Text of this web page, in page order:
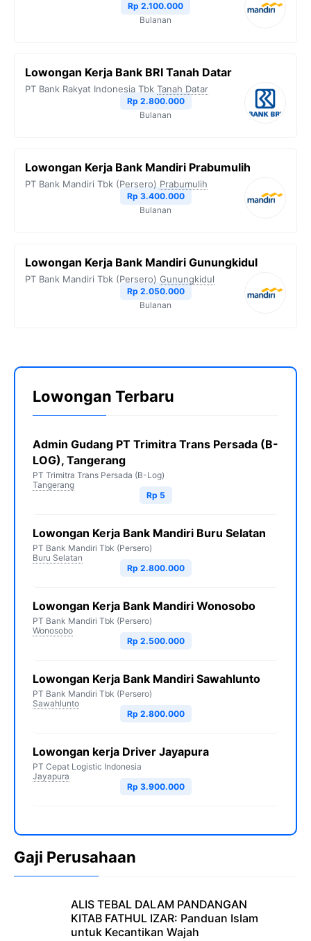
Rp 2.100.000
Bulanan
Lowongan Kerja Bank BRI Tanah Datar
PT Bank Rakyat Indonesia Tbk Tanah Datar
Rp 2.800.000
Bulanan
Lowongan Kerja Bank Mandiri Prabumulih
PT Bank Mandiri Tbk (Persero) Prabumulih
Rp 3.400.000
Bulanan
Lowongan Kerja Bank Mandiri Gunungkidul
PT Bank Mandiri Tbk (Persero) Gunungkidul
Rp 2.050.000
Bulanan
Lowongan Terbaru
Admin Gudang PT Trimitra Trans Persada (B-
LOG), Tangerang
PT Trimitra Trans Persada (B-Log)
Tangerang
Rp 5
Lowongan Kerja Bank Mandiri Buru Selatan
PT Bank Mandiri Tbk (Persero)
Buru Selatan
Rp 2.800.000
Lowongan Kerja Bank Mandiri Wonosobo
PT Bank Mandiri Tbk (Persero)
Wonosobo
Rp 2.500.000
Lowongan Kerja Bank Mandiri Sawahlunto
PT Bank Mandiri Tbk (Persero)
Sawahlunto
Rp 2.800.000
Lowongan kerja Driver Jayapura
PT Cepat Logistic Indonesia
Jayapura
Rp 3.900.000
Gaji Perusahaan
ALIS TEBAL DALAM PANDANGAN
KITAB FATHUL IZAR: Panduan Islam
untuk Kecantikan Wajah